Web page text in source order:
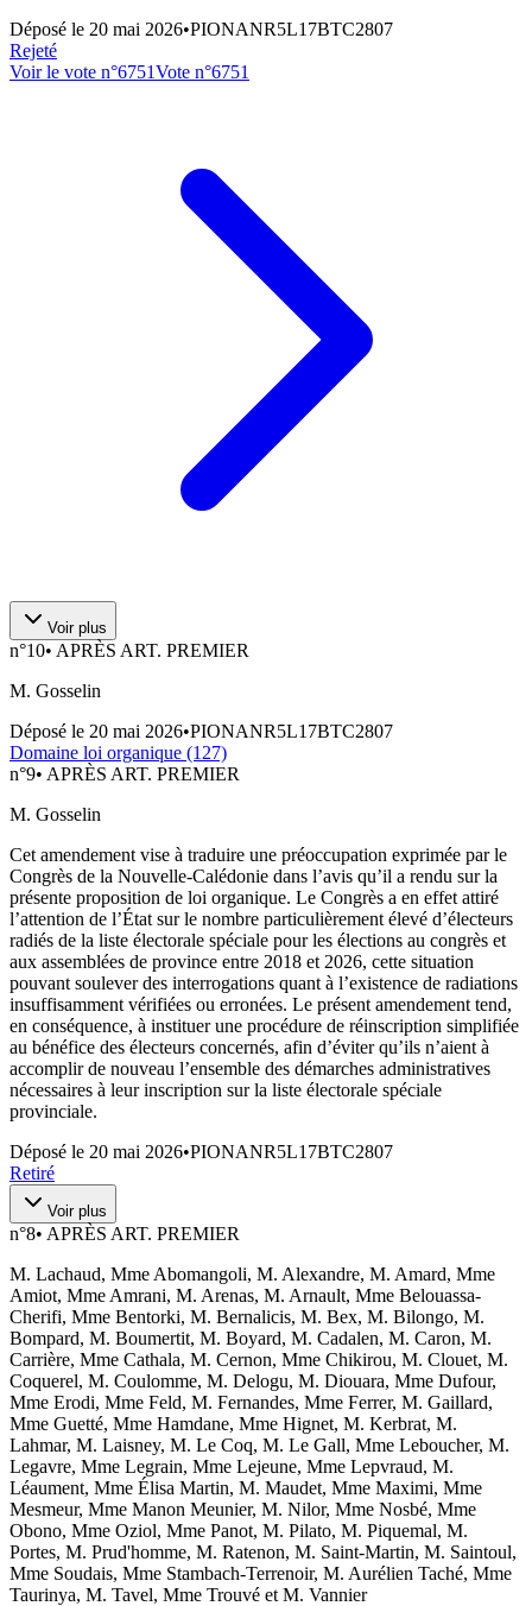
Déposé le 20 mai 2026•PIONANR5L17BTC2807
Rejeté
Voir le vote n°6751Vote n°6751
Voir plus
n°10• APRÈS ART. PREMIER
M. Gosselin
Déposé le 20 mai 2026•PIONANR5L17BTC2807
Domaine loi organique (127)
n°9• APRÈS ART. PREMIER
M. Gosselin
Cet amendement vise à traduire une préoccupation exprimée par le
Congrès de la Nouvelle-Calédonie dans l’avis qu’il a rendu sur la
présente proposition de loi organique. Le Congrès a en effet attiré
l’attention de l’État sur le nombre particulièrement élevé d’électeurs
radiés de la liste électorale spéciale pour les élections au congrès et
aux assemblées de province entre 2018 et 2026, cette situation
pouvant soulever des interrogations quant à l’existence de radiations
insuffisamment vérifiées ou erronées. Le présent amendement tend,
en conséquence, à instituer une procédure de réinscription simplifiée
au bénéfice des électeurs concernés, afin d’éviter qu’ils n’aient à
accomplir de nouveau l’ensemble des démarches administratives
nécessaires à leur inscription sur la liste électorale spéciale
provinciale.
Déposé le 20 mai 2026•PIONANR5L17BTC2807
Retiré
Voir plus
n°8• APRÈS ART. PREMIER
M. Lachaud, Mme Abomangoli, M. Alexandre, M. Amard, Mme
Amiot, Mme Amrani, M. Arenas, M. Arnault, Mme Belouassa-
Cherifi, Mme Bentorki, M. Bernalicis, M. Bex, M. Bilongo, M.
Bompard, M. Boumertit, M. Boyard, M. Cadalen, M. Caron, M.
Carrière, Mme Cathala, M. Cernon, Mme Chikirou, M. Clouet, M.
Coquerel, M. Coulomme, M. Delogu, M. Diouara, Mme Dufour,
Mme Erodi, Mme Feld, M. Fernandes, Mme Ferrer, M. Gaillard,
Mme Guetté, Mme Hamdane, Mme Hignet, M. Kerbrat, M.
Lahmar, M. Laisney, M. Le Coq, M. Le Gall, Mme Leboucher, M.
Legavre, Mme Legrain, Mme Lejeune, Mme Lepvraud, M.
Léaument, Mme Élisa Martin, M. Maudet, Mme Maximi, Mme
Mesmeur, Mme Manon Meunier, M. Nilor, Mme Nosbé, Mme
Obono, Mme Oziol, Mme Panot, M. Pilato, M. Piquemal, M.
Portes, M. Prud'homme, M. Ratenon, M. Saint-Martin, M. Saintoul,
Mme Soudais, Mme Stambach-Terrenoir, M. Aurélien Taché, Mme
Taurinya, M. Tavel, Mme Trouvé et M. Vannier